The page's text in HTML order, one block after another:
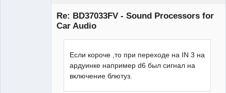
Re: BD37033FV - Sound Processors for
Car Audio
Если короче ,то при переходе на IN 3 на
ардуинке например d6 был сигнал на
включение блютуз.